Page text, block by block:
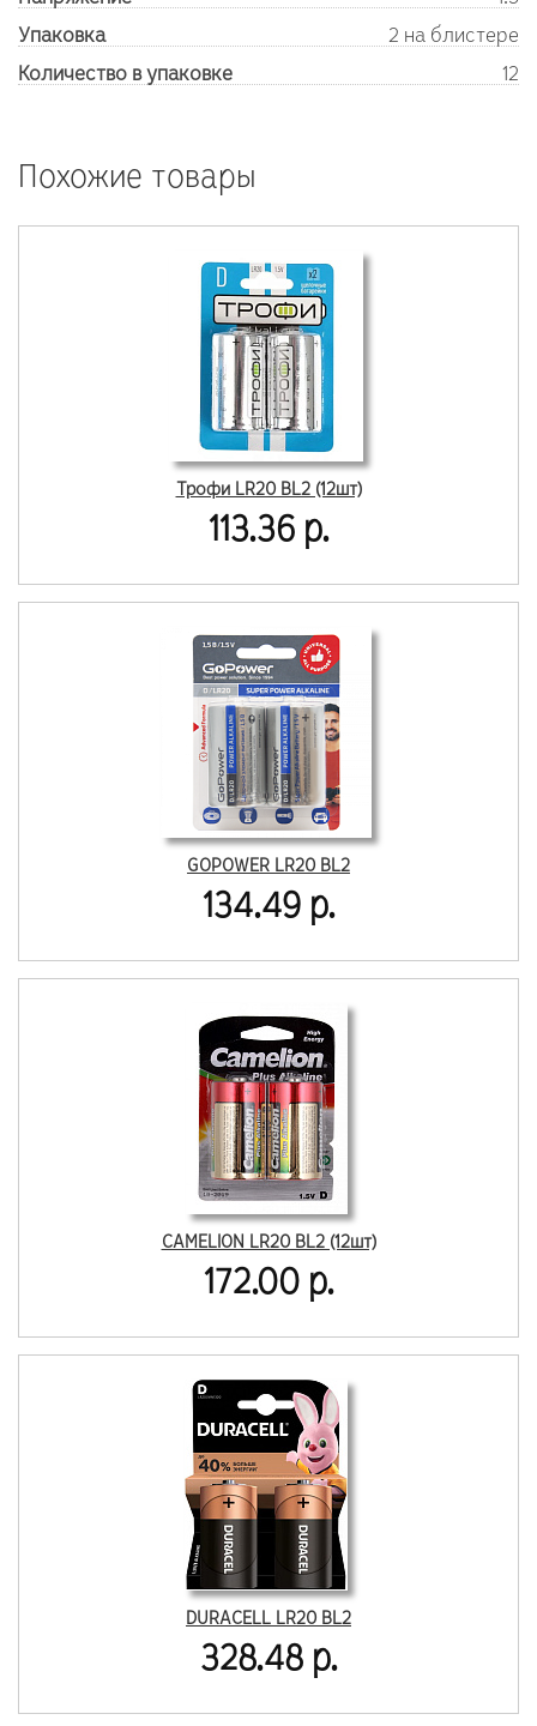
Упаковка
2 на блистере
Количество в упаковке
12
Похожие товары
Трофи LR20 BL2 (12шт)
113.36 р.
GOPOWER LR20 BL2
134.49 р.
CAMELION LR20 BL2 (12шт)
172.00 р.
DURACELL LR20 BL2
328.48 р.